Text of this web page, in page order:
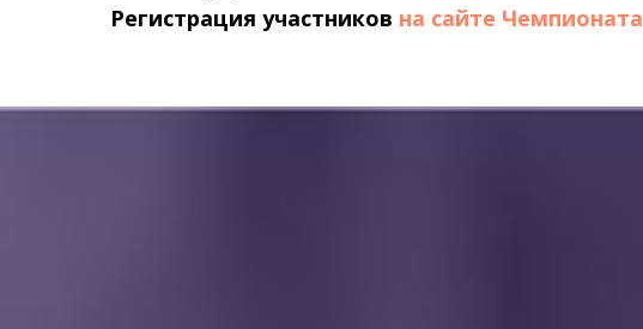
Регистрация участников на сайте Чемпионата